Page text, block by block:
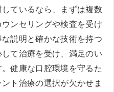
ているなら、まずは複数
ンセリングや検査を受け
説明と確かな技術を持つ
て治療を受け、満足のい
健康な口腔環境を守るた
ト治療の選択が欠かせま